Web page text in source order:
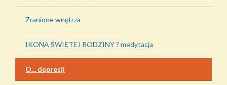
Zranione wnętrza
IKONA ŚWIĘTEJ RODZINY ? medytacja
O... depresji